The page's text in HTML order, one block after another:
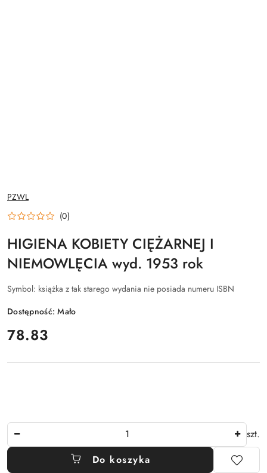
NAZWA
PRODUCENTA:
PZWL
(0)
HIGIENA KOBIETY CIĘŻARNEJ I
NIEMOWLĘCIA wyd. 1953 rok
Symbol: książka z tak starego wydania nie posiada numeru ISBN
Dostępność:Mało
cena:
78.83
szt.
Do koszyka